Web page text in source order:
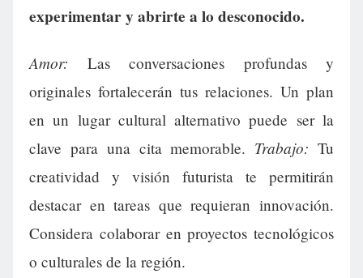
experimentar y abrirte a lo desconocido.
Amor: Las conversaciones profundas y
originales fortalecerán tus relaciones. Un plan
en un lugar cultural alternativo puede ser la
clave para una cita memorable. Trabajo: Tu
creatividad y visión futurista te permitirán
destacar en tareas que requieran innovación.
Considera colaborar en proyectos tecnológicos
o culturales de la región.